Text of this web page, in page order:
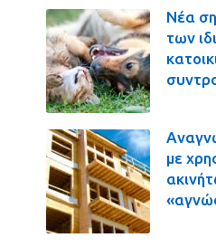
Νέα
των
με